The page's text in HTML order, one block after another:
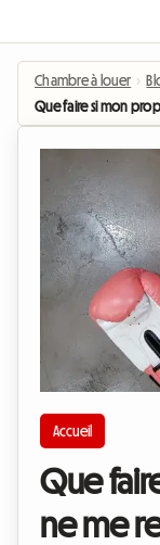
Chambre à louer ›
Que faire si mon
Accueil
Que
ne me